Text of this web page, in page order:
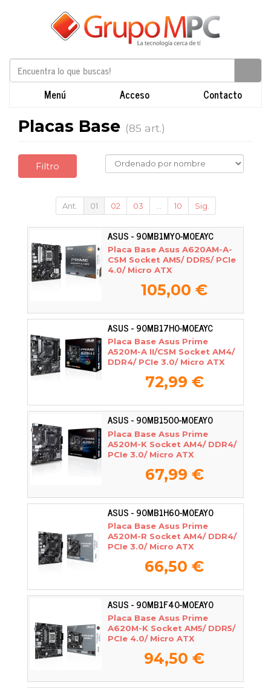
Menú Acceso Contacto
Placas Base (85 art.)
Filtro
Ant. 01 02 03 10 Sig.
ASUS - 90MB1MY0-M0EAYC
Placa Base Asus A620AM-A-
CSM Socket AM5/ DDR5/ PCIe
4.0/ Micro ATX
105,00 €
ASUS - 90MB17H0-M0EAYC
Placa Base Asus Prime
A520M-A II/CSM Socket AM4/
DDR4/ PCIe 3.0/ Micro ATX
72,99 €
ASUS - 90MB1500-M0EAY0
Placa Base Asus Prime
A520M-K Socket AM4/ DDR4/
PCIe 3.0/ Micro ATX
67,99 €
ASUS - 90MB1H60-M0EAY0
Placa Base Asus Prime
A520M-R Socket AM4/ DDR4/
PCIe 3.0/ Micro ATX
66,50 €
ASUS - 90MB1F40-M0EAY0
Placa Base Asus Prime
A620M-K Socket AM5/ DDR5/
PCIe 4.0/ Micro ATX
94,50 €